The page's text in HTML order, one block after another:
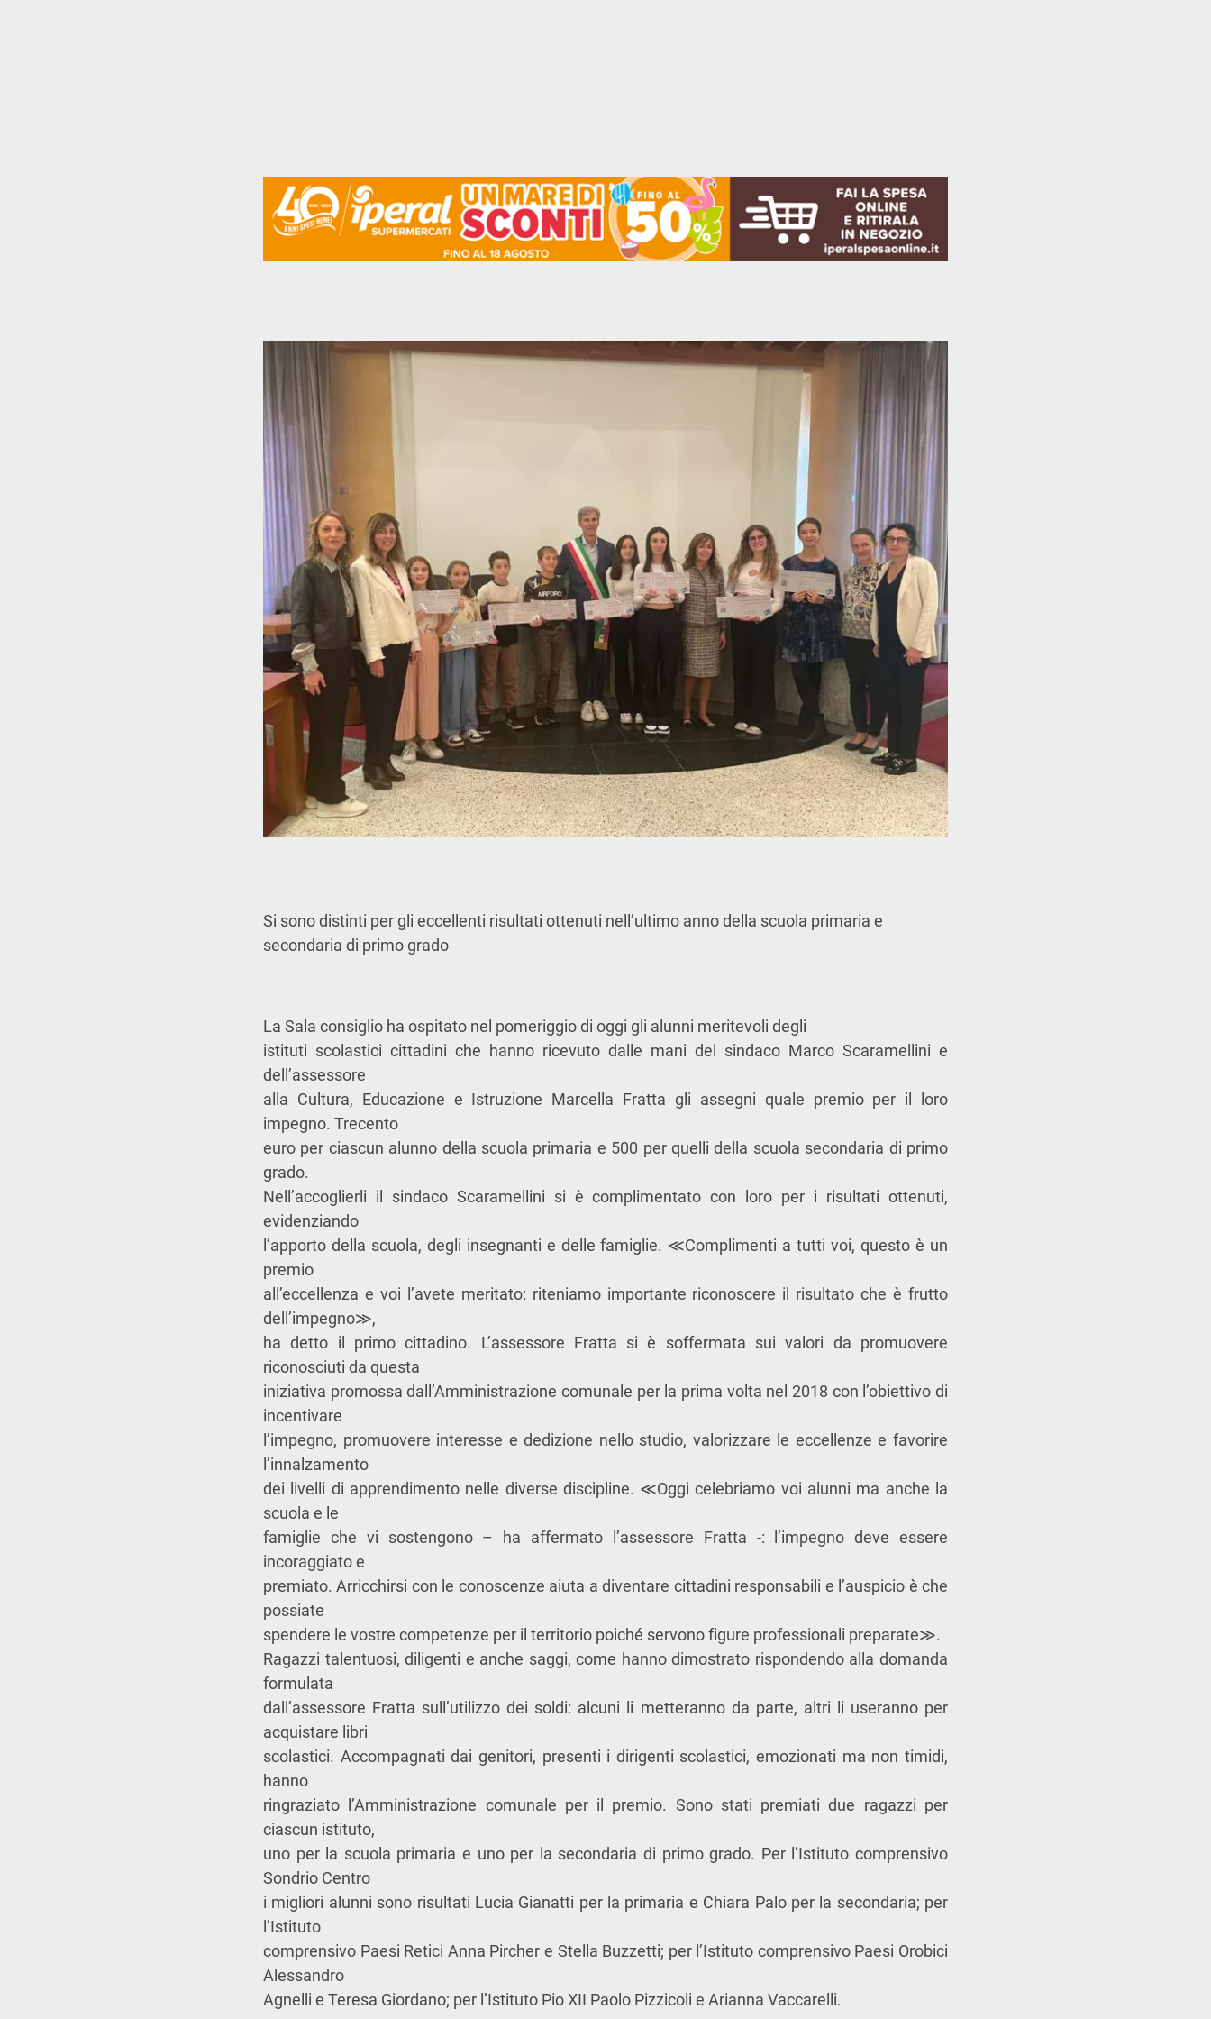
Si sono distinti per gli eccellenti risultati ottenuti nell’ultimo anno della scuola primaria e
secondaria di primo grado
La Sala consiglio ha ospitato nel pomeriggio di oggi gli alunni meritevoli degli
istituti scolastici cittadini che hanno ricevuto dalle mani del sindaco Marco Scaramellini e
dell’assessore
alla Cultura, Educazione e Istruzione Marcella Fratta gli assegni quale premio per il loro
impegno. Trecento
euro per ciascun alunno della scuola primaria e 500 per quelli della scuola secondaria di primo
grado.
Nell’accoglierli il sindaco Scaramellini si è complimentato con loro per i risultati ottenuti,
evidenziando
l’apporto della scuola, degli insegnanti e delle famiglie. ≪Complimenti a tutti voi, questo è un
premio
all’eccellenza e voi l’avete meritato: riteniamo importante riconoscere il risultato che è frutto
dell’impegno≫,
ha detto il primo cittadino. L’assessore Fratta si è soffermata sui valori da promuovere
riconosciuti da questa
iniziativa promossa dall’Amministrazione comunale per la prima volta nel 2018 con l’obiettivo di
incentivare
l’impegno, promuovere interesse e dedizione nello studio, valorizzare le eccellenze e favorire
l’innalzamento
dei livelli di apprendimento nelle diverse discipline. ≪Oggi celebriamo voi alunni ma anche la
scuola e le
famiglie che vi sostengono – ha affermato l’assessore Fratta -: l’impegno deve essere
incoraggiato e
premiato. Arricchirsi con le conoscenze aiuta a diventare cittadini responsabili e l’auspicio è che
possiate
spendere le vostre competenze per il territorio poiché servonofigure professionali preparate≫.
Ragazzi talentuosi, diligenti e anche saggi, come hanno dimostrato rispondendo alla domanda
formulata
dall’assessore Fratta sull’utilizzo dei soldi: alcuni li metteranno da parte, altri li useranno per
acquistare libri
scolastici. Accompagnati dai genitori, presenti i dirigenti scolastici, emozionati ma non timidi,
hanno
ringraziato l’Amministrazione comunale per il premio. Sono stati premiati due ragazzi per
ciascun istituto,
uno per la scuola primaria e uno per la secondaria di primo grado. Per l’Istituto comprensivo
Sondrio Centro
i migliori alunni sono risultati Lucia Gianatti per la primaria e Chiara Palo per la secondaria; per
l’Istituto
comprensivo Paesi Retici Anna Pircher e Stella Buzzetti; per l’Istituto comprensivo Paesi Orobici
Alessandro
Agnelli e Teresa Giordano; per l’Istituto Pio XII Paolo Pizzicoli e Arianna Vaccarelli.